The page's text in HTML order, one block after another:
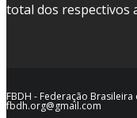
total dos
FBDH - Federação
fbdh.org@gmail.com